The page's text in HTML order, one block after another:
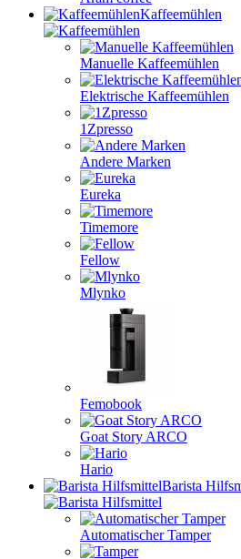
Kaffeemühlen
Manuelle Kaffeemühlen
Elektrische Kaffeemühlen
1Zpresso
Andere Marken
Eureka
Timemore
Fellow
Mlynko
Femobook
Goat Story ARCO
Hario
Barista
Automatischer Tamper